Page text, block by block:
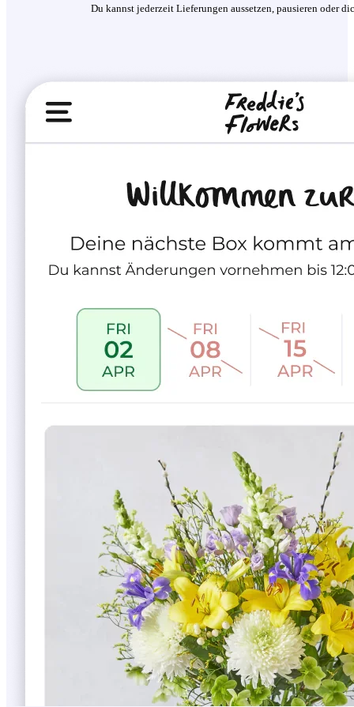
Du kannst jederzeit Lieferungen aussetzen, pausieren oder